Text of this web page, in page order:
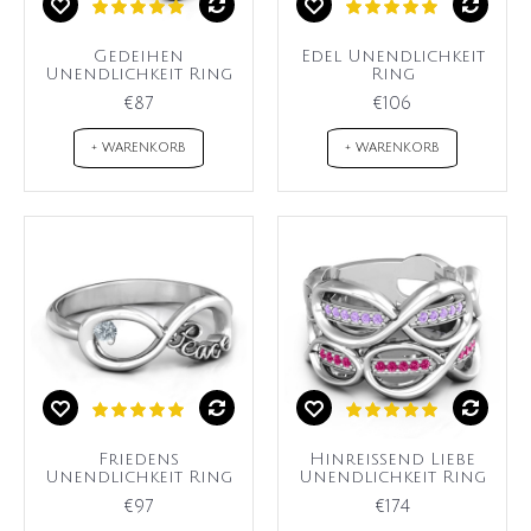
Gedeihen
Unendlichkeit Ring
€87
+ WARENKORB
Edel Unendlichkeit
Ring
€106
+ WARENKORB
Friedens
Unendlichkeit Ring
€97
Hinreißend Liebe
Unendlichkeit Ring
€174